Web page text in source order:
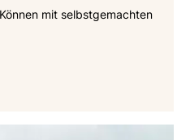
mit selbstgemachten